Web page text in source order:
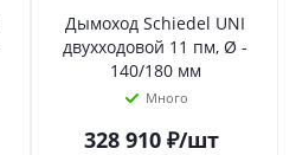
Дымоход Schiedel UNI
двухходовой 11 пм, Ø -
140/180 мм
Много
328 910₽/шт